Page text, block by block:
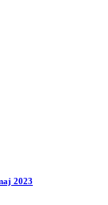
2023